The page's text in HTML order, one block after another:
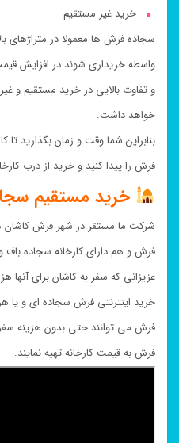
خرید غیر مستقیم
سجاده فرش ها معمولا در متراژهای
واسطه خریداری شوند در افزایش
و تفاوت بالایی در خرید مستقیم و
خواهد داشت.
بنابراین شما وقت و زمان بگذارید
فرش را پیدا کنید و خرید از درب
خرید مستقیم
شرکت ما مستقر در شهر فرش کاشان
فرش و هم دارای کارخانه سجاده
عزیزانی که سفر به کاشان برای آنها
خرید اینترنتی فرش سجاده ای و
فرش می توانند حتی بدون هزینه
فرش به قیمت کارخانه تهیه نمایند.